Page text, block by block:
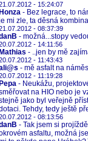
- 15:24:07
Honza - Bez legrace, to
mi zle, ta děsná
- 08:37:39
- možná...stopy
- 14:11:56
Mathias - ..jen by mě
- 11:43:43
- mě asfalt na
- 11:19:28
Pepa - Neukážu,
na HIO nebo je
jako byl veřejně
Tehdy, tedy ještě
- 08:13:56
- Tak jsem si
asfaltu, možná